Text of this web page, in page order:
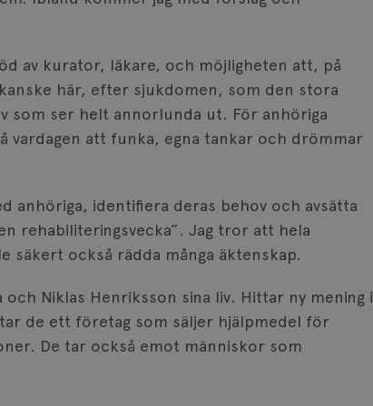
av kurator, läkare, och möjligheten att, på
här, efter sjukdomen, som den stora
som ser helt annorlunda ut. För anhöriga
vardagen att funka, egna tankar och drömmar
anhöriga, identifiera deras behov och avsätta
rehabiliteringsvecka”. Jag tror att hela
säkert också rädda många äktenskap.
Niklas Henriksson sina liv. Hittar ny mening i
de ett företag som säljer hjälpmedel för
De tar också emot människor som
att räkna och spåra sidvisningar.
fungerar.
webbplatsen och eventuell reklam som
slutanvändaren kan ha sett innan han besökte
nämnda webbplats.
3
månader
Denna cookie ställs in av Doubleclick och utför
information om hur slutanvändaren använder
webbplatsen och eventuell reklam som
slutanvändaren kan ha sett innan han besökte
igen användaren. Används för riktad reklam.